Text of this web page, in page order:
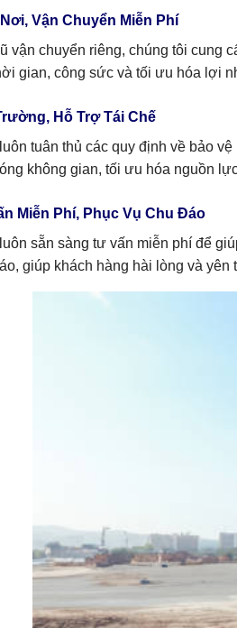
Vận Chuyển Miễn Phí
vận chuyển riêng, chúng tôi cung
gian, công sức và tối ưu hóa lợi
Hỗ Trợ Tái Chế
tuân thủ các quy định về bảo
không gian, tối ưu hóa nguồn
Miễn Phí, Phục Vụ Chu Đáo
sẵn sàng tư vấn miễn phí để
giúp khách hàng hài lòng và yên